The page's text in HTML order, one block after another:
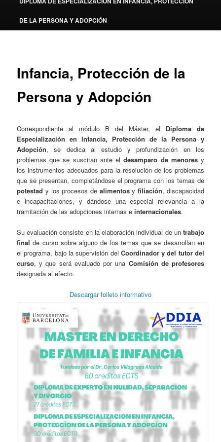
DE LA PERSONA Y ADOPCIÓN
Infancia, Protección de la
Persona y Adopción
Correspondiente al módulo B del Máster, el Diploma de
Especialización en Infancia, Protección de la Persona y
Adopción, se dedica al estudio y profundización en los
problemas que se suscitan ante eldesamparo de menoresy
los instrumentos adecuados para la resolución de los problemas
que se presentan, completándose el programa con los temas de
potestad y los procesos de alimentosyfiliación, discapacidad
e incapacitaciones, y dándose una especial relevancia a la
tramitación de las adopciones internas einternacionales.
Su evaluación consiste en la elaboración individual de un trabajo
final de curso sobre alguno de los temas que se desarrollan en
el programa, bajo la supervisión del Coordinador y del tutor del
curso, y que será evaluado por una Comisión de profesores
designada al efecto.
Descargar folleto informativo